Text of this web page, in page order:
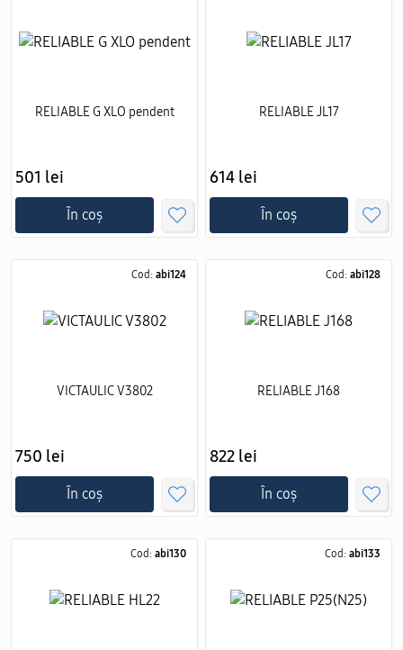
RELIABLE G XLO pendent
501 lei
În coș
RELIABLE JL17
614 lei
În coș
Cod: abi124
VICTAULIC V3802
750 lei
În coș
Cod: abi128
RELIABLE J168
822 lei
În coș
Cod: abi130 Cod: abi133